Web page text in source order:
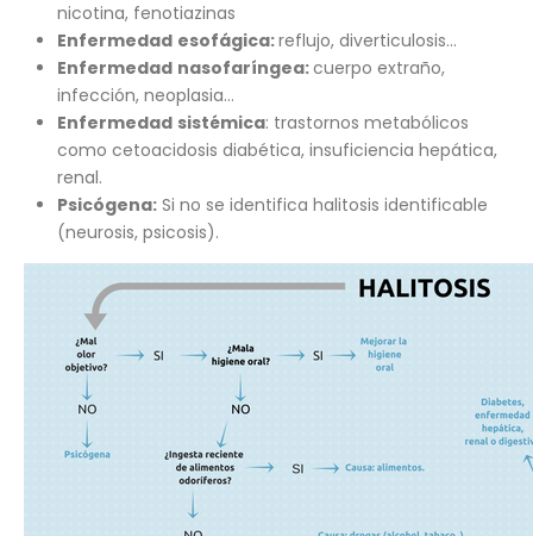
nicotina, fenotiazinas
Enfermedad esofágica:reflujo, diverticulosis…
Enfermedad nasofaríngea:cuerpo extraño,
infección, neoplasia…
Enfermedad sistémica: trastornos metabólicos
como cetoacidosis diabética, insuficiencia hepática,
renal.
Psicógena:Si no se identifica halitosis identificable
(neurosis, psicosis).